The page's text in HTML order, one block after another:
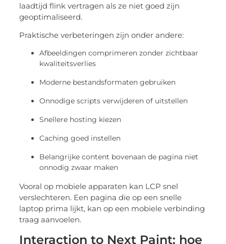
laadtijd flink vertragen als ze niet goed zijn
geoptimaliseerd.
Praktische verbeteringen zijn onder andere:
Afbeeldingen comprimeren zonder zichtbaar
kwaliteitsverlies
Moderne bestandsformaten gebruiken
Onnodige scripts verwijderen of uitstellen
Snellere hosting kiezen
Caching goed instellen
Belangrijke content bovenaan de pagina niet
onnodig zwaar maken
Vooral op mobiele apparaten kan LCP snel
verslechteren. Een pagina die op een snelle
laptop prima lijkt, kan op een mobiele verbinding
traag aanvoelen.
Interaction to Next Paint: hoe